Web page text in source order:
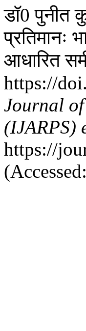
डॉ0 पुनीत
प्रतिमानः
आधारित
https://
Journal of
(IJARPS)
https://